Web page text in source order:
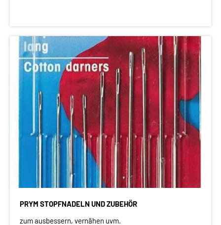
PRYM STOPFNADELN UND ZUBEHÖR
zum ausbessern, vernähen uvm.